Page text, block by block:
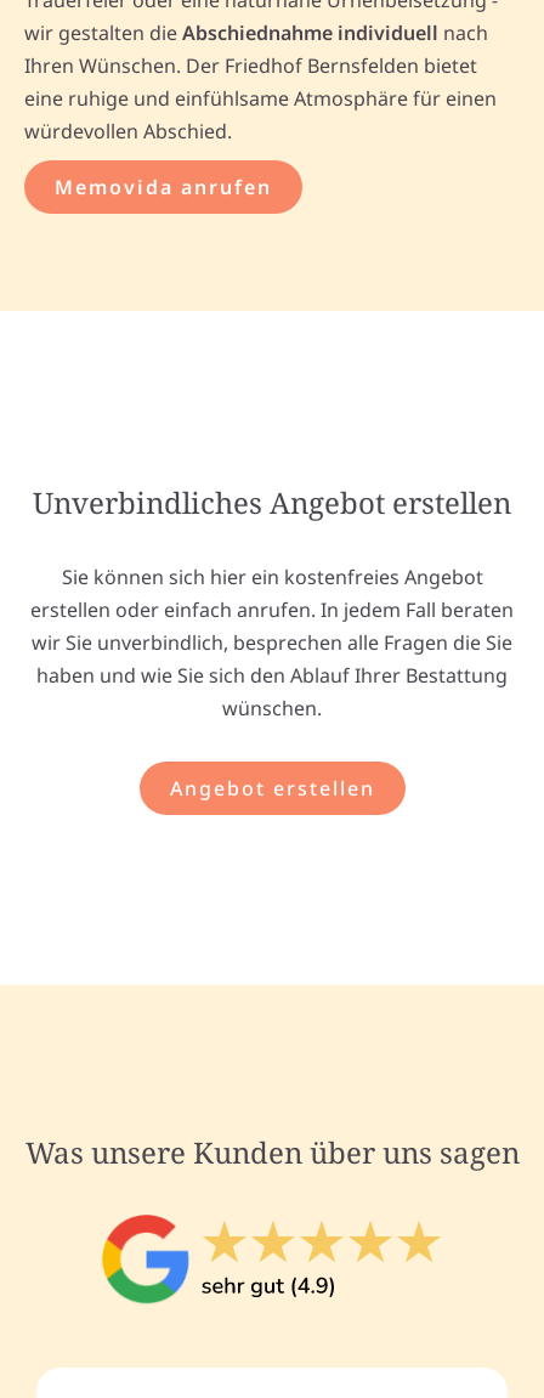
wir gestalten dieAbschiednahme individuell nach
Ihren Wünschen. Der Friedhof Bernsfelden bietet
eine ruhige und einfühlsame Atmosphäre für einen
würdevollen Abschied.
Memovida anrufen
Unverbindliches Angebot erstellen
Sie können sich hier ein kostenfreies Angebot
erstellen oder einfach anrufen. In jedem Fall beraten
wir Sie unverbindlich, besprechen alle Fragen die Sie
haben und wie Sie sich den Ablauf Ihrer Bestattung
wünschen.
Angebot erstellen
Was unsere Kunden über uns sagen